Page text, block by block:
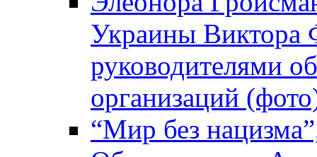
Украины Виктора
руководителями
организаций
“Мир без